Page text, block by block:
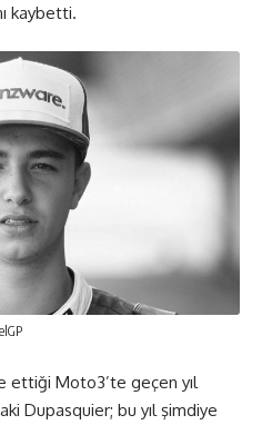
kaybetti.
ettiği Moto3’te geçen yıl
Dupasquier; bu yıl şimdiye